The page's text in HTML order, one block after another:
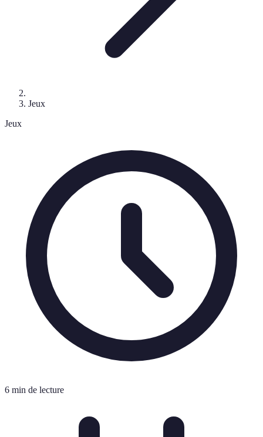
Jeux
Jeux
6 min de lecture